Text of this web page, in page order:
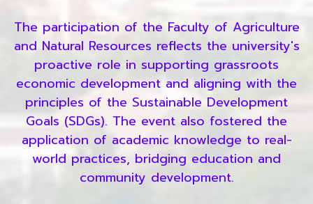
The participation of the Faculty of Agriculture
and Natural Resources reflects the university's
proactive role in supporting grassroots
economic development and aligning with the
principles of the Sustainable Development
Goals (SDGs). The event also fostered the
application of academic knowledge to real-
world practices, bridging education and
community development.